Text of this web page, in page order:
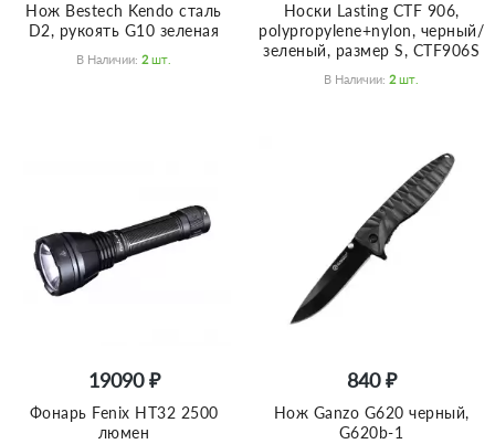
Нож Bestech Kendo сталь
D2, рукоять G10 зеленая
В Наличии: 2 Шт.
Носки Lasting CTF 906,
polypropylene+nylon, черный/
зеленый, размер S, CTF906S
В Наличии: 2 Шт.
19090 ₽
Фонарь Fenix HT32 2500
люмен
840 ₽
Нож Ganzo G620 черный,
G620b-1